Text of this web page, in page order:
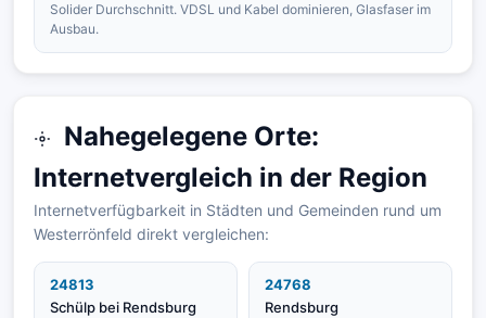
Solider Durchschnitt. VDSL und Kabel dominieren, Glasfaser im
Ausbau.
Nahegelegene Orte:
Internetvergleich in der Region
Internetverfügbarkeit in Städten und Gemeinden rund um
Westerrönfeld direkt vergleichen:
24813
Schülp bei Rendsburg
24768
Rendsburg